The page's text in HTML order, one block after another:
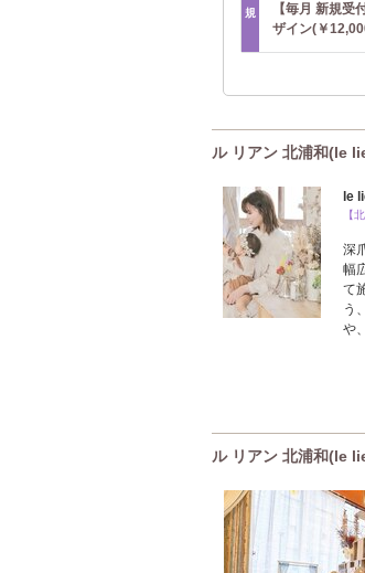
規
【毎月 新規受
ザイン(￥
ル リアン 北浦和(le
le
【
深
幅
て
う
や
ル リアン 北浦和(le